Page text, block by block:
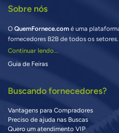
Sobre nós
O QuemFornece.com é uma
fornecedores B2B de todos os setores.
Continuar lendo...
Guia de Feiras
Buscando fornecedores?
Vantagens para Compradores
Preciso de ajuda nas Buscas
Quero um atendimento VIP